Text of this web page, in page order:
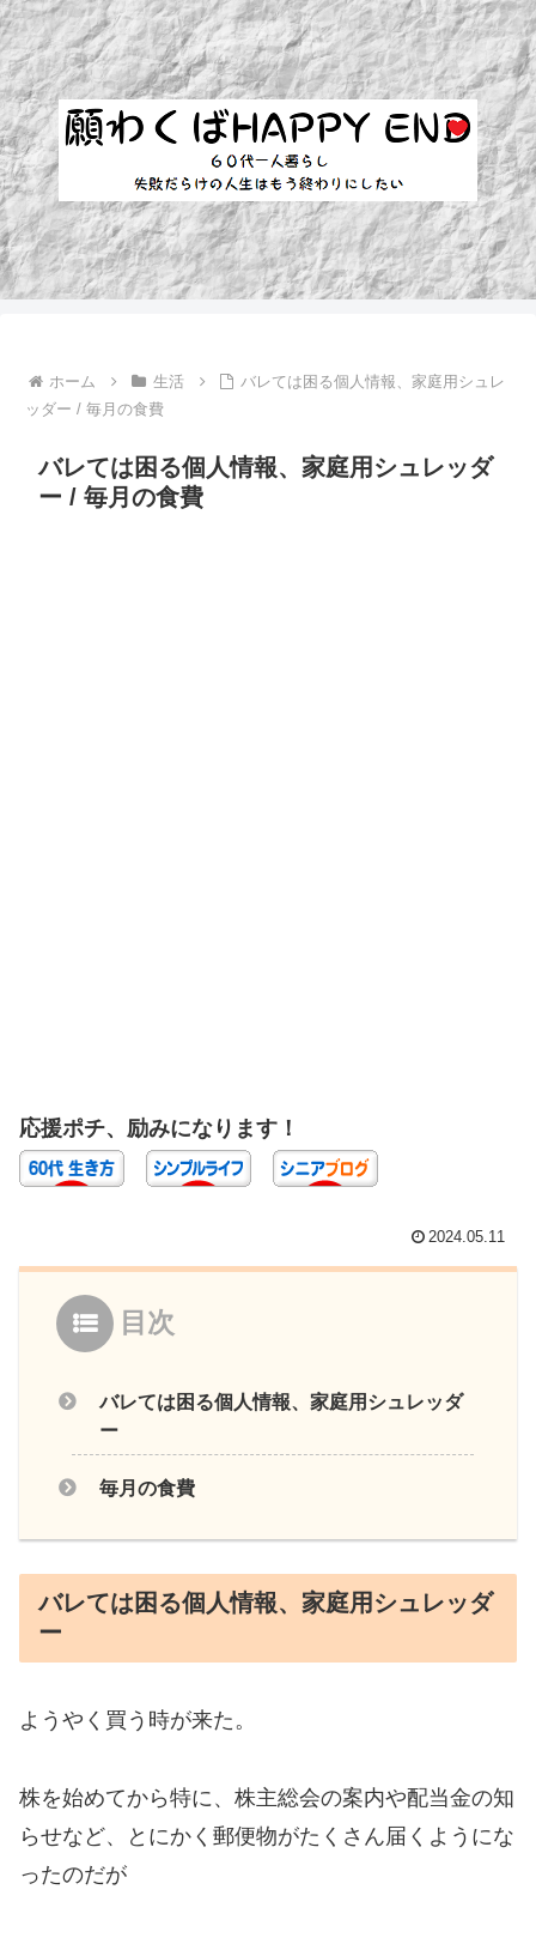
ホーム 生活
バレては困る個人情報、家庭用シュレ
ッダー / 毎月の食費
バレては困る個人情報、家庭用シュレッダ
ー / 毎月の食費
応援ポチ、励みになります！
2024.05.11
目次
バレては困る個人情報、家庭用シュレッダ
ー
毎月の食費
バレては困る個人情報、家庭用シュレッダ
ー
ようやく買う時が来た。
株を始めてから特に、株主総会の案内や配当金の知
らせなど、とにかく郵便物がたくさん届くようにな
ったのだが